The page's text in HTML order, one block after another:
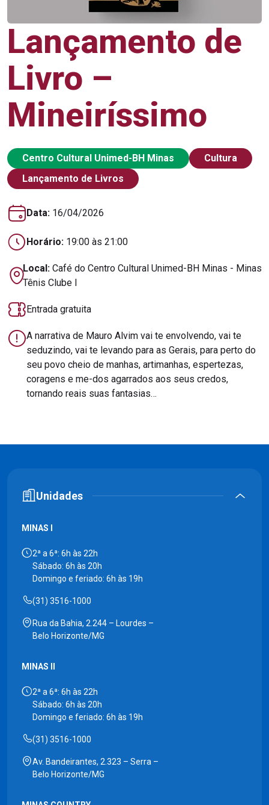
Lançamento de
Livro –
Mineiríssimo
Centro Cultural Unimed-BH Minas
Cultura
Lançamento de Livros
Data: 16/04/2026
Horário: 19:00 às 21:00
Local:Café do Centro Cultural Unimed-BH Minas - Minas
Tênis Clube I
Entrada gratuita
A narrativa de Mauro Alvim vai te envolvendo, vai te
seduzindo, vai te levando para as Gerais, para perto do
seu povo cheio de manhas, artimanhas, espertezas,
coragens e me-dos agarrados aos seus credos,
tornando reais suas fantasias…
Unidades
MINAS I
2ª a 6ª: 6h às 22h
Sábado: 6h às 20h
Domingo e feriado: 6h às 19h
(31) 3516-1000
Rua da Bahia, 2.244 – Lourdes –
Belo Horizonte/MG
MINAS II
2ª a 6ª: 6h às 22h
Sábado: 6h às 20h
Domingo e feriado: 6h às 19h
(31) 3516-1000
Av. Bandeirantes, 2.323 – Serra –
Belo Horizonte/MG